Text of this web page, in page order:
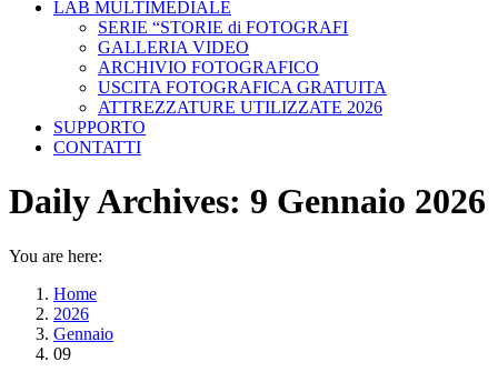
LAB MULTIMEDIALE
SERIE “STORIE di FOTOGRAFI
GALLERIA VIDEO
ARCHIVIO FOTOGRAFICO
USCITA FOTOGRAFICA GRATUITA
ATTREZZATURE UTILIZZATE 2026
SUPPORTO
CONTATTI
Daily Archives: 9 Gennaio 2026
You are here:
Home
2026
Gennaio
09